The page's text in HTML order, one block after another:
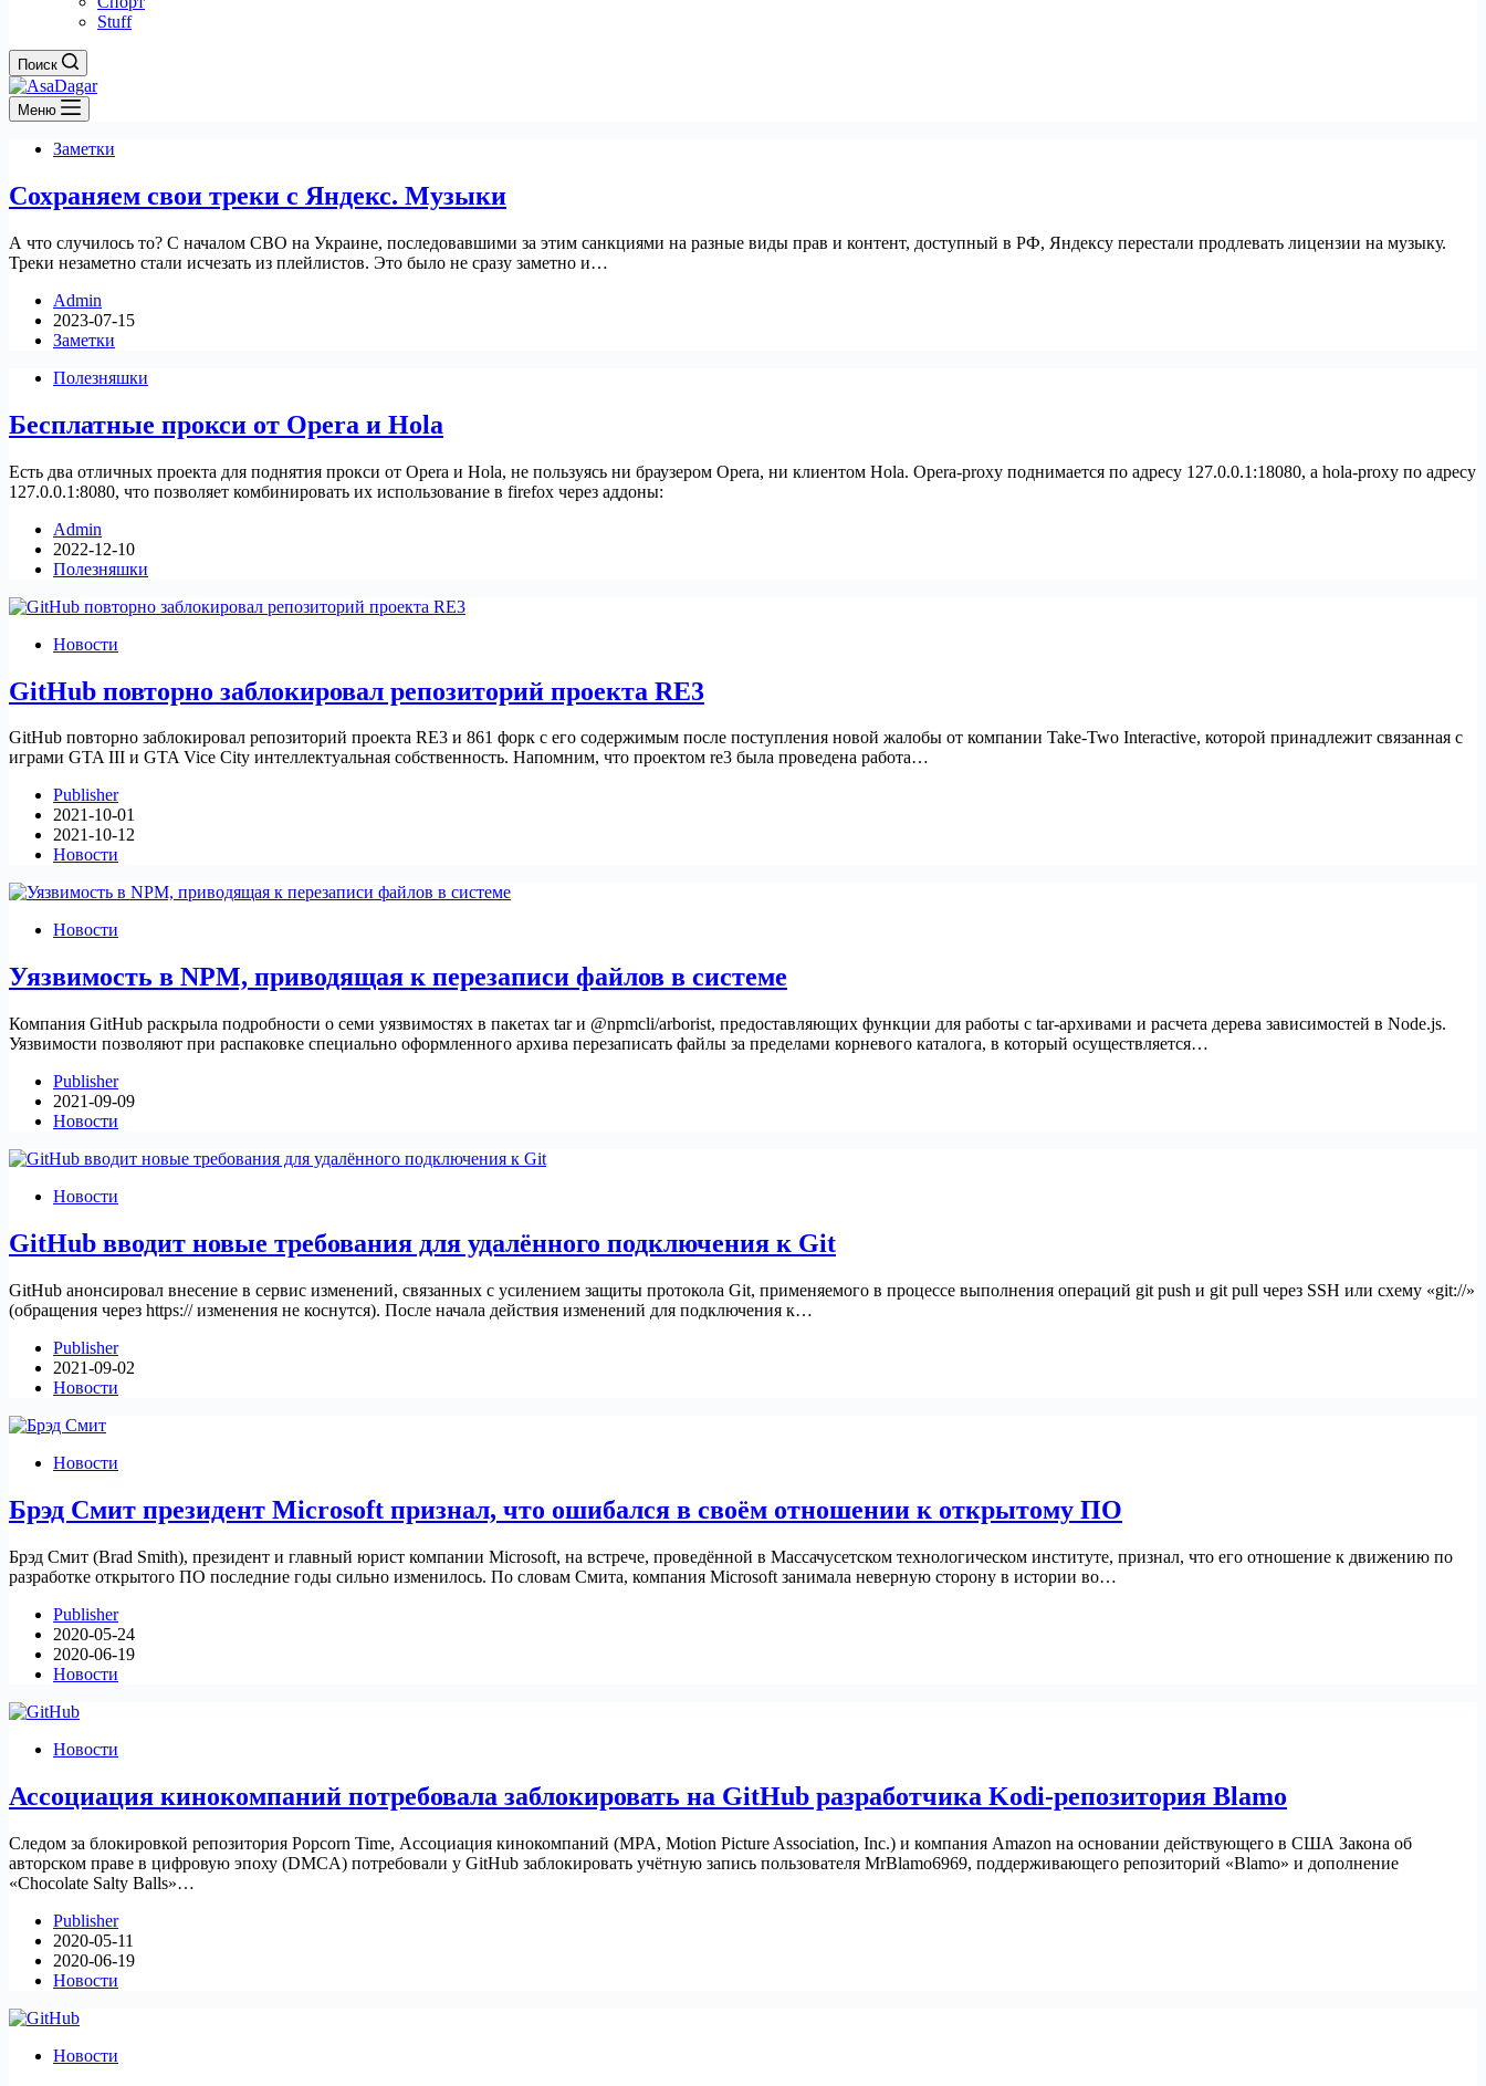
Stuff
Поиск
Меню
Заметки
Сохраняем свои треки с Яндекс. Музыки
А что случилось то? С началом СВО на Украине, последовавшими за этим санкциями на разные виды прав и контент, доступный в РФ, Яндексу перестали продлевать лицензии на музыку.
Треки незаметно стали исчезать из плейлистов. Это было не сразу заметно и…
Admin
2023-07-15
Заметки
Полезняшки
Бесплатные прокси от Opera и Hola
Есть два отличных проекта для поднятия прокси от Opera и Hola, не пользуясь ни браузером Opera, ни клиентом Hola. Opera-proxy поднимается по адресу 127.0.0.1:18080, а hola-proxy по адресу
127.0.0.1:8080, что позволяет комбинировать их использование в firefox через аддоны:
Admin
2022-12-10
Полезняшки
Новости
GitHub повторно заблокировал репозиторий проекта RE3
GitHub повторно заблокировал репозиторий проекта RE3 и 861 форк с его содержимым после поступления новой жалобы от компании Take-Two Interactive, которой принадлежит связанная с
играми GTA III и GTA Vice City интеллектуальная собственность. Напомним, что проектом re3 была проведена работа…
Publisher
2021-10-01
2021-10-12
Новости
Новости
Уязвимость в NPM, приводящая к перезаписи файлов в системе
Компания GitHub раскрыла подробности о семи уязвимостях в пакетах tar и @npmcli/arborist, предоставляющих функции для работы с tar-архивами и расчета дерева зависимостей в Node.js.
Уязвимости позволяют при распаковке специально оформленного архива перезаписать файлы за пределами корневого каталога, в который осуществляется…
Publisher
2021-09-09
Новости
Новости
GitHub вводит новые требования для удалённого подключения к Git
GitHub анонсировал внесение в сервис изменений, связанных с усилением защиты протокола Git, применяемого в процессе выполнения операций git push и git pull через SSH или схему «git://»
(обращения через https:// изменения не коснутся). После начала действия изменений для подключения к…
Publisher
2021-09-02
Новости
Новости
Брэд Смит президент Microsoft признал, что ошибался в своём отношении к открытому ПО
Брэд Смит (Brad Smith), президент и главный юрист компании Microsoft, на встрече, проведённой в Массачусетском технологическом институте, признал, что его отношение к движению по
разработке открытого ПО последние годы сильно изменилось. По словам Смита, компания Microsoft занимала неверную сторону в истории во…
Publisher
2020-05-24
2020-06-19
Новости
Новости
Ассоциация кинокомпаний потребовала заблокировать на GitHub разработчика Kodi-репозитория Blamo
Следом за блокировкой репозитория Popcorn Time, Ассоциация кинокомпаний (MPA, Motion Picture Association, Inc.) и компания Amazon на основании действующего в США Закона об
авторском праве в цифровую эпоху (DMCA) потребовали у GitHub заблокировать учётную запись пользователя MrBlamo6969, поддерживающего репозиторий «Blamo» и дополнение
«Chocolate Salty Balls»…
Publisher
2020-05-11
2020-06-19
Новости
Новости